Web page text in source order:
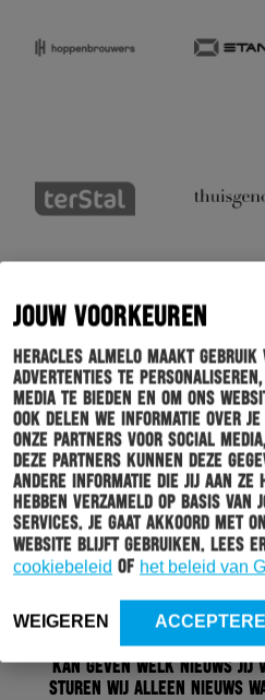
JOUW VOORKEUREN
Heracles Almelo maakt gebruik
advertenties te
media te bieden en om ons
Ook delen we informatie over
onze partners voor social
Deze partners kunnen deze
andere informatie die jij aan
hebben verzameld op basis van
services. Je gaat akkoord met
website blijft gebruiken. Lees
cookiebeleid of het beleid van
WEIGEREN
Schrijf je in voor
Wil jij altijd en overal op de
van al het clubnieuws?
nieuwsbrief van Heracles
kan geven welk nieuws jij
sturen wij alleen nieuws